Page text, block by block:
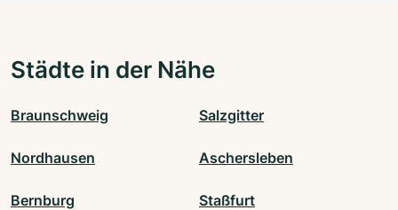
Städte in der Nähe
Braunschweig Salzgitter
Nordhausen Aschersleben
Bernburg Staßfurt